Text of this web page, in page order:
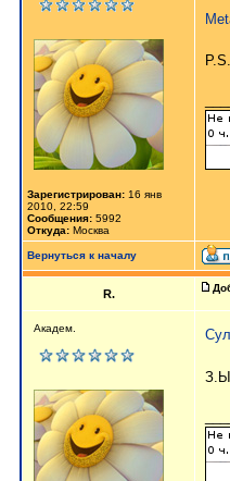
Зарегистрирован: 16 янв
2010, 22:59
Сообщения: 5992
Откуда: Москва
Вернуться к началу
R.
Академ.